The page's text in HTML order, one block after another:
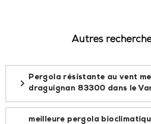
Autres
navigate_next Pergola résistante au vent
draguignan 83300 dans le
meilleure pergola